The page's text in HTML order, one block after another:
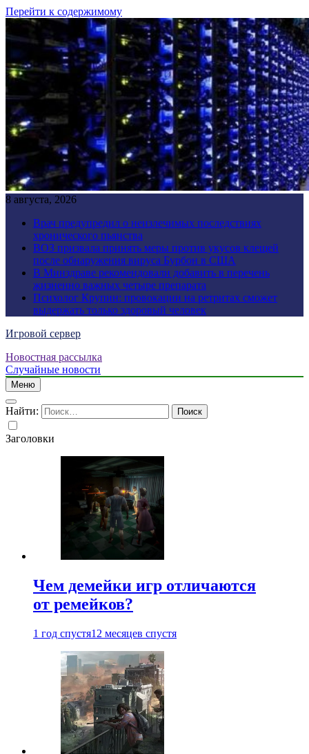
Перейти к содержимому
8 августа, 2026
Врач предупредил о неизлечимых последствиях
хронического пьянства
ВОЗ призвала принять меры против укусов клещей
после обнаружения вируса Бурбон в США
В Минздраве рекомендовали добавить в перечень
жизненно важных четыре препарата
Психолог Крупин: провокации на ретритах сможет
выдержать только здоровый человек
Игровой сервер
Новостная рассылка
Случайные новости
Меню
Найти:
Заголовки
Чем демейки игр отличаются
от ремейков?
1 год спустя12 месяцев спустя